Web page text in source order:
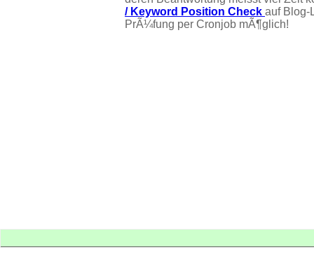
/ Keyword Position Check auf Blog-
PrÃ¼fung per Cronjob mÃ¶glich!